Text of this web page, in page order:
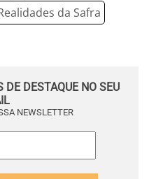
da Safra
DE DESTAQUE NO SEU
NEWSLETTER